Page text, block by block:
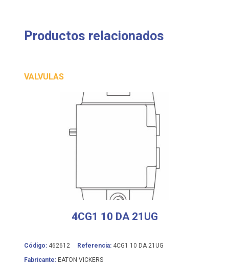
Productos relacionados
VALVULAS
4CG1 10 DA 21UG
Código: 462612 Referencia: 4CG1 10 DA 21UG
Fabricante: EATON VICKERS